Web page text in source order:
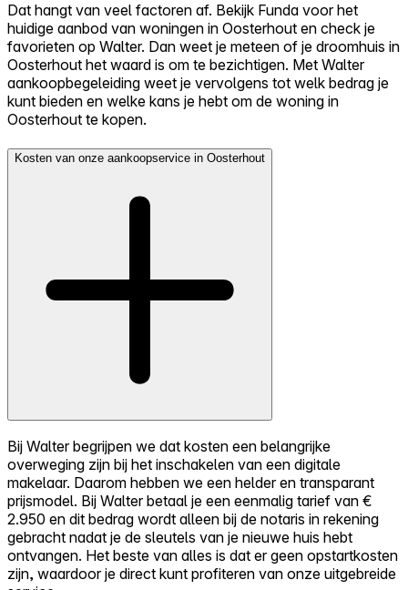
Dat hangt van veel factoren af. Bekijk Funda voor het
huidige aanbod van woningen in Oosterhout en check je
favorieten op Walter. Dan weet je meteen of je droomhuis in
Oosterhout het waard is om te bezichtigen. Met Walter
aankoopbegeleiding weet je vervolgens tot welk bedrag je
kunt bieden en welke kans je hebt om de woning in
Oosterhout te kopen.
Kosten van onze aankoopservice in Oosterhout
Bij Walter begrijpen we dat kosten een belangrijke
overweging zijn bij het inschakelen van een digitale
makelaar. Daarom hebben we een helder en transparant
prijsmodel. Bij Walter betaal je een eenmalig tarief van €
2.950 en dit bedrag wordt alleen bij de notaris in rekening
gebracht nadat je de sleutels van je nieuwe huis hebt
ontvangen. Het beste van alles is dat er geen opstartkosten
zijn, waardoor je direct kunt profiteren van onze uitgebreide